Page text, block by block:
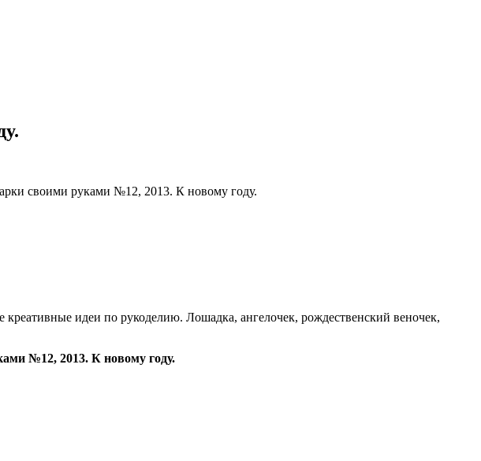
своими руками №12, 2013. К новому году.
идеи по рукоделию. Лошадка, ангелочек, рождественский веночек,
№12, 2013. К новому году.